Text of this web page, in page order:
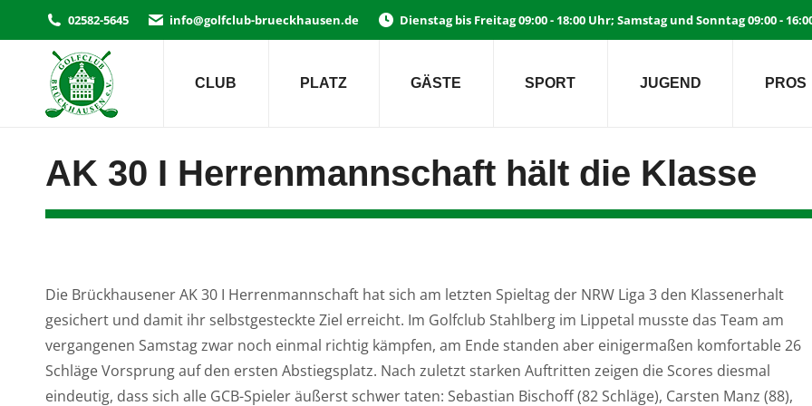
02582-5645 info@golfclub-brueckhausen.de Dienstag bis Freitag 09:00 - 18:00 Uhr; Samstag und Sonntag 09:00 -
CLUB PLATZ GÄSTE SPORT JUGEND PROS
AK 30 I Herrenmannschaft hält die Klasse
Die Brückhausener AK 30 I Herrenmannschaft hat sich am letzten Spieltag der NRW Liga 3 den Klassenerhalt
gesichert und damit ihr selbstgesteckte Ziel erreicht. Im Golfclub Stahlberg im Lippetal musste das Team am
vergangenen Samstag zwar noch einmal richtig kämpfen, am Ende standen aber einigermaßen komfortable 26
Schläge Vorsprung auf den ersten Abstiegsplatz. Nach zuletzt starken Auftritten zeigen die Scores diesmal
eindeutig, dass sich alle GCB-Spieler äußerst schwer taten: Sebastian Bischoff (82 Schläge), Carsten Manz (88),